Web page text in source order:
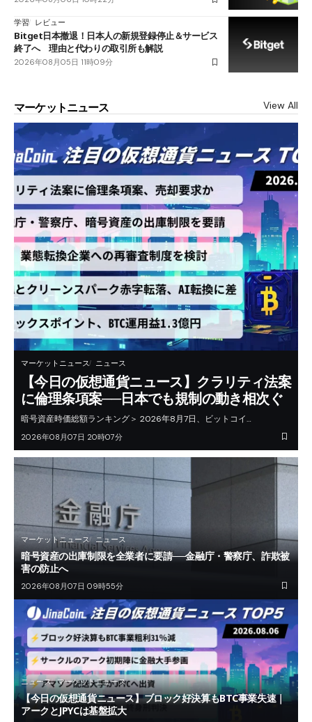
学習 レビュー
Bitget日本撤退！日本人の新規登録停止＆サービス
終了へ 理由と代わりの取引所も解説
2026年08月05日 11時09分
マーケットニュース View All
マーケットニュース ニュース
【今日の仮想通貨ニュース】クラリティ法案
に倫理条項案──日本でも規制の動き相次ぐ
暗号資産時価総額ランキング＞ 2026年8月7日、ビットコイ…
2026年08月07日 20時07分
マーケットニュース ニュース
暗号資産の出庫制限を全業者に要請──金融庁・警察庁、詐欺被
害の防止へ
2026年08月07日 09時55分
ニュース マーケットニュース
【今日の仮想通貨ニュース】ブロック好決算もBTC事業失速｜
アークとJPYCは基盤拡大